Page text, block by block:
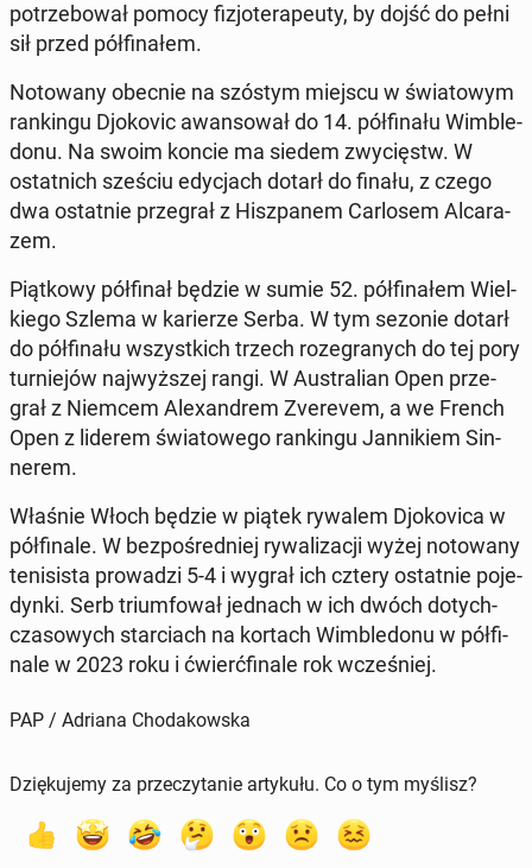
po­trze­bo­wał pomocy fi­zjo­te­ra­peu­ty, by dojść do pełni
sił przed pół­fi­na­łem.
No­to­wa­ny obecnie na szóstym miejscu w świa­to­wym
ran­kin­gu Djo­ko­vic awan­so­wał do 14. pół­fi­na­łu Wim­ble­
do­nu. Na swoim koncie ma siedem zwy­cięstw. W
ostat­nich sześciu edy­cjach dotarł do finału, z czego
dwa ostat­nie prze­grał z Hisz­pa­nem Car­lo­sem Al­ca­ra­
zem.
Piąt­ko­wy pół­fi­nał będzie w sumie 52. pół­fi­na­łem Wiel­
kie­go Szlema w ka­rie­rze Serba. W tym sezonie dotarł
do pół­fi­na­łu wszyst­kich trzech ro­ze­gra­nych do tej pory
tur­nie­jów naj­wyż­szej rangi. W Au­stra­lian Open prze­
grał z Niemcem Ale­xan­drem Zve­re­vem, a we French
Open z liderem świa­to­we­go ran­kin­gu Jan­ni­kiem Sin­
ne­rem.
Właśnie Włoch będzie w piątek rywalem Djo­ko­vi­ca w
pół­fi­na­le. W bez­po­śred­niej ry­wa­li­za­cji wyżej no­to­wa­ny
te­ni­si­sta pro­wa­dzi 5-4 i wygrał ich cztery ostat­nie po­je­
dyn­ki. Serb trium­fo­wał jednach w ich dwóch do­tych­
cza­so­wych star­ciach na kortach Wim­ble­do­nu w pół­fi­
na­le w 2023 roku i ćwierć­fi­na­le rok wcze­śniej.
PAP / Adriana Chodakowska
Dziękujemy za przeczytanie artykułu. Co o tym myślisz?